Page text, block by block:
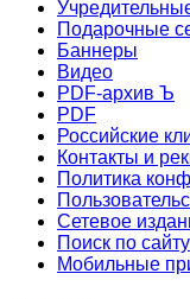
Подарочные
Баннеры
Видео
PDF-архив Ъ
PDF
Российские
Контакты и
Политика
Сетевое
Поиск по сайту
Мобильные